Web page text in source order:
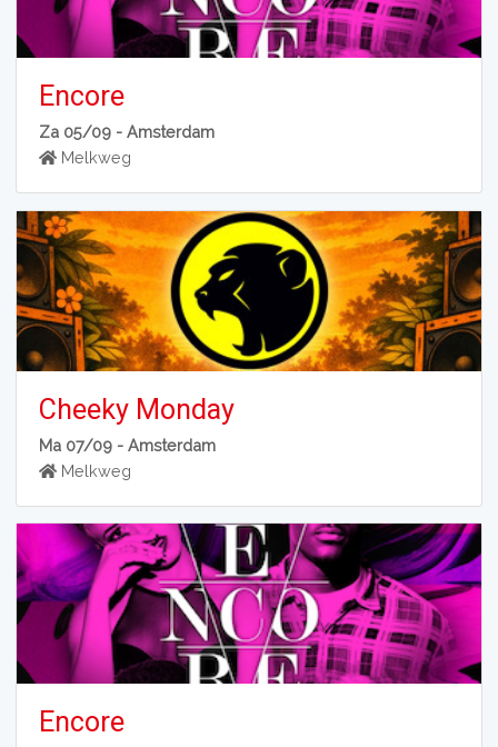
Encore
Za 05/09 -Amsterdam
Melkweg
Cheeky Monday
Ma 07/09 -Amsterdam
Melkweg
Encore